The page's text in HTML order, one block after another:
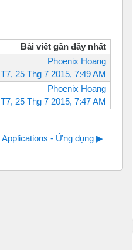
Bài viết gần đây nhất
Phoenix Hoang
T7, 25 Thg 7 2015, 7:49 AM
Phoenix Hoang
T7, 25 Thg 7 2015, 7:47 AM
Applications - Ứng dụng ▶︎